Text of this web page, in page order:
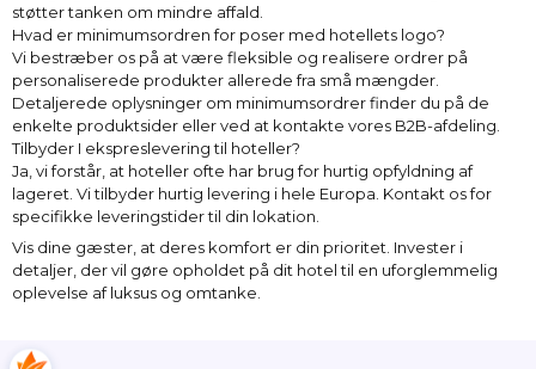
støtter tanken om mindre affald.
Hvad er minimumsordren for poser med hotellets logo?
Vi bestræber os på at være fleksible og realisere ordrer på
personaliserede produkter allerede fra små mængder.
Detaljerede oplysninger om minimumsordrer finder du på de
enkelte produktsider eller ved at kontakte vores B2B-afdeling.
Tilbyder I ekspreslevering til hoteller?
Ja, vi forstår, at hoteller ofte har brug for hurtig opfyldning af
lageret. Vi tilbyder hurtig levering i hele Europa. Kontakt os for
specifikke leveringstider til din lokation.
Vis dine gæster, at deres komfort er din prioritet. Invester i
detaljer, der vil gøre opholdet på dit hotel til en uforglemmelig
oplevelse af luksus og omtanke.